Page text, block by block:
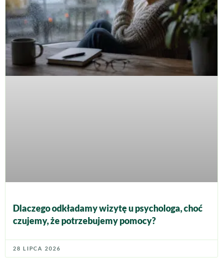
Dlaczego odkładamy wizytę u psychologa, choć
czujemy, że potrzebujemy pomocy?
28 LIPCA 2026